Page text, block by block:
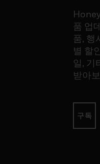
품 업
품, 행
별 할
일, 기
받아
구독